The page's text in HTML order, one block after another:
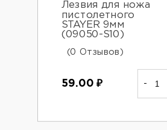
Лезвия для ножа
пистолетного
STAYER 9мм
(09050-S10)
(0 Отзывов)
59.00 ₽ -